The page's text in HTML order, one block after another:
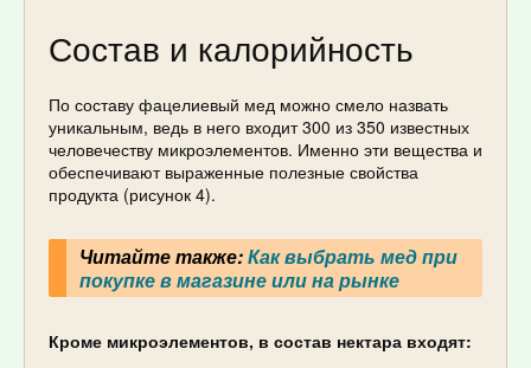
Состав и калорийность
По составу фацелиевый мед можно смело назвать
уникальным, ведь в него входит 300 из 350 известных
человечеству микроэлементов. Именно эти вещества и
обеспечивают выраженные полезные свойства
продукта (рисунок 4).
Читайте также:Как выбрать мед при
покупке в магазине или на рынке
Кроме микроэлементов, в состав нектара входят: